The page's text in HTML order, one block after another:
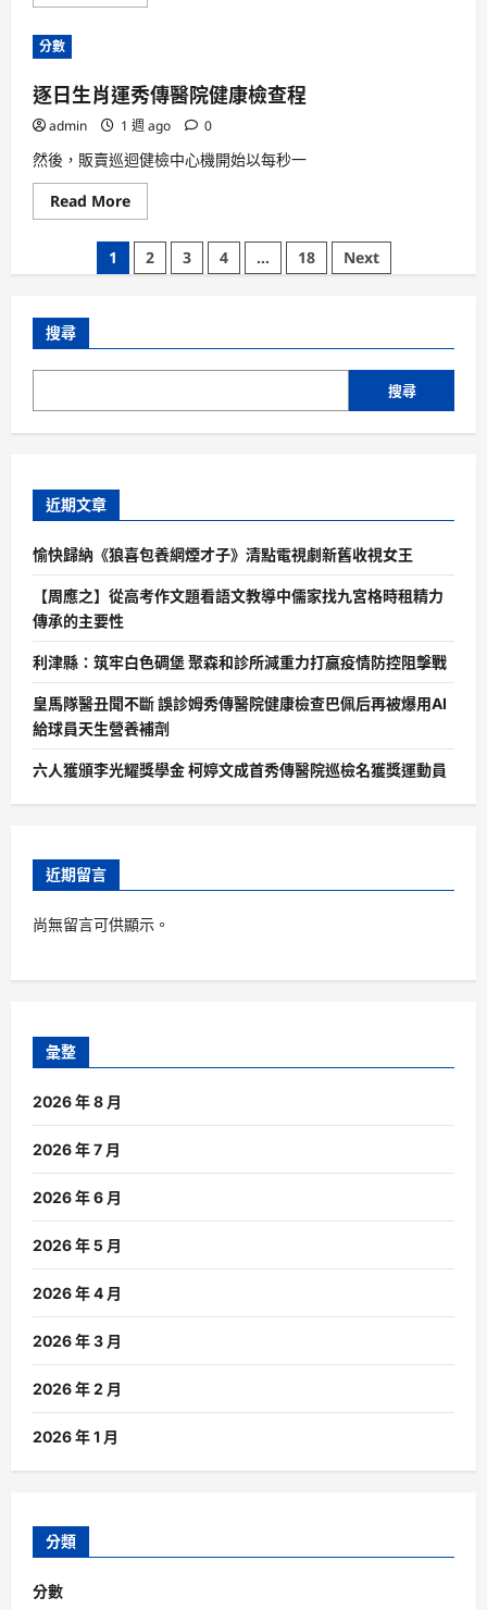
世
室
內
設
計
軍
519
個，
創
世
紀
68
費
中
國
台
包
養
網
心
拿
一
中
國
動
之
分數
逐日生肖運秀傳醫院健康檢查程
admin 1 週 ago 0
然後，販賣巡迴健檢中心機開始以每秒一
Read MoreRead
more
逐
生
醫
院
檢
查
分
頁
1 2 3 4 ... 18 Next
搜尋
搜尋
近期文章
愉快歸納《狼喜包養網煙才子》清點電視劇新舊收視女王
【周應之】從高考作文題看語文教導中儒家找九宮格時租精力
傳承的主要性
利津縣：筑牢白色碉堡 聚森和診所減重力打贏疫情防控阻擊戰
皇馬隊醫丑聞不斷 誤診姆秀傳醫院健康檢查巴佩后再被爆用AI
給球員天生營養補劑
六人獲頒李光耀獎學金 柯婷文成首秀傳醫院巡檢名獲獎運動員
近期留言
尚無留言可供顯示。
彙整
2026 年 8 月
2026 年 7 月
2026 年 6 月
2026 年 5 月
2026 年 4 月
2026 年 3 月
2026 年 2 月
2026 年 1 月
分類
分數